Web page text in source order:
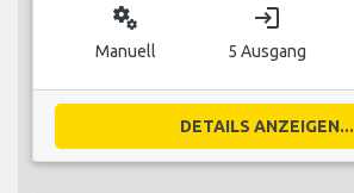
miscellaneous_services
Manuell
login
5 Ausgang
DETAILS ANZEIGEN...